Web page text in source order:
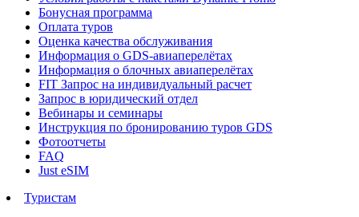
Бонусная программа
Оплата туров
Оценка качества обслуживания
Информация о GDS-авиаперелётах
Информация о блочных авиаперелётах
FIT Запрос на индивидуальный расчет
Запрос в юридический отдел
Вебинары и семинары
Инструкция по бронированию туров GDS
Фотоотчеты
FAQ
Just eSIM
Туристам